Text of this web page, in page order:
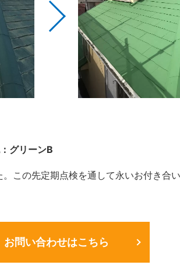
グリーンB
この先定期点検を通して永いお付き合
お問い合わせはこちら